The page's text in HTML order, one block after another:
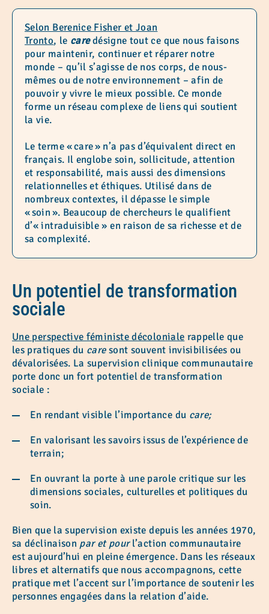
Selon Berenice Fisher et Joan
Tronto, le care désigne tout ce que nous faisons
pour maintenir, continuer et réparer notre
monde – qu’il s’agisse de nos corps, de nous-
mêmes ou de notre environnement – afin de
pouvoir y vivre le mieux possible. Ce monde
forme un réseau complexe de liens qui soutient
la vie.
Le terme « care » n’a pas d’équivalent direct en
français. Il englobe soin, sollicitude, attention
et responsabilité, mais aussi des dimensions
relationnelles et éthiques. Utilisé dans de
nombreux contextes, il dépasse le simple
« soin ». Beaucoup de chercheurs le qualifient
d’« intraduisible » en raison de sa richesse et de
sa complexité.
Un potentiel de transformation
sociale
Une perspective féministe décoloniale rappelle que
les pratiques du caresont souvent invisibilisées ou
dévalorisées. La supervision clinique communautaire
porte donc un fort potentiel de transformation
sociale :
En rendant visible l’importance du care;
En valorisant les savoirs issus de l’expérience de
terrain;
En ouvrant la porte à une parole critique sur les
dimensions sociales, culturelles et politiques du
soin.
Bien que la supervision existe depuis les années 1970,
sa déclinaison par et pourl’action communautaire
est aujourd’hui en pleine émergence. Dans les réseaux
libres et alternatifs que nous accompagnons, cette
pratique met l’accent sur l’importance de soutenir les
personnes engagées dans la relation d’aide.